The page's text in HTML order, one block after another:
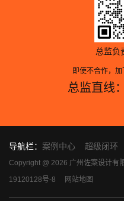
总监负
即使不合作，
总监直线
导航栏： 案例中心 超级闭环
Copyright @ 2026 广州佐案设计
19120128号-8
网站地图